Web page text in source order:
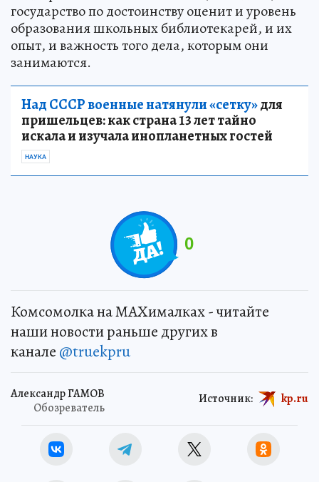
государство по достоинству оценит и уровень
образования школьных библиотекарей, и их
опыт, и важность того дела, которым они
занимаются.
Над СССР военные натянули «сетку»для
пришельцев: как страна 13 лет тайно
искала и изучала инопланетных гостей
НАУКА
0
Комсомолка на MAXималках - читайте
наши новости раньше других в
канале @truekpru
Александр ГАМОВ
Обозреватель
Источник: kp.ru